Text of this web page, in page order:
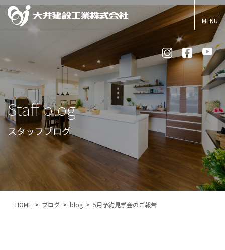
Staff blog
スタッフブログ
HOME ブログ blog 5月予約見学会のご報告